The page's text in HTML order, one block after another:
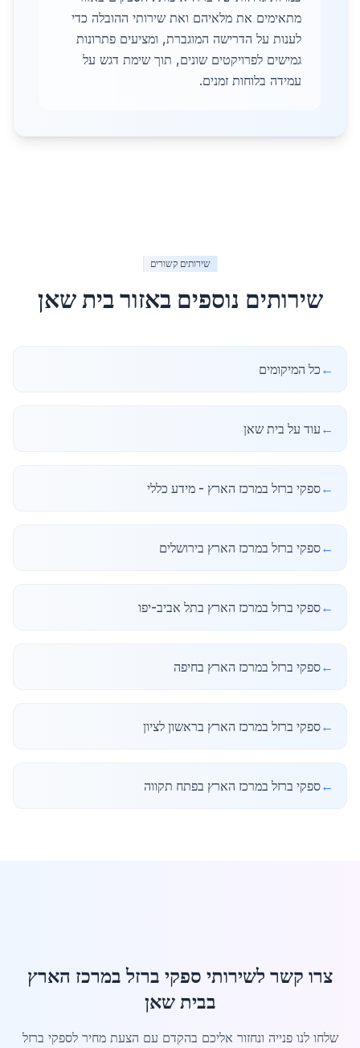
מתאימים את מלאיהם ואת שירותי ההובלה כדי
לענות על הדרישה המוגברת, ומציעים פתרונות
גמישים לפרויקטים שונים, תוך שימת דגש על
עמידה בלוחות זמנים.
שירותים קשורים
שירותים נוספים באזורבית שאן
← כל המיקומים
← עוד על בית שאן
←ספקי ברזל במרכז הארץ - מידע כללי
←ספקי ברזל במרכז הארץ בירושלים
←ספקי ברזל במרכז הארץ בתל אביב-יפו
←ספקי ברזל במרכז הארץ בחיפה
←ספקי ברזל במרכז הארץ בראשון לציון
←ספקי ברזל במרכז הארץ בפתח תקווה
צרו קשר לשירותי ספקי ברזל במרכז הארץ
בבית שאן
שלחו לנו פנייה ונחזור אליכם בהקדם עם הצעת מחיר לספקי ברזל